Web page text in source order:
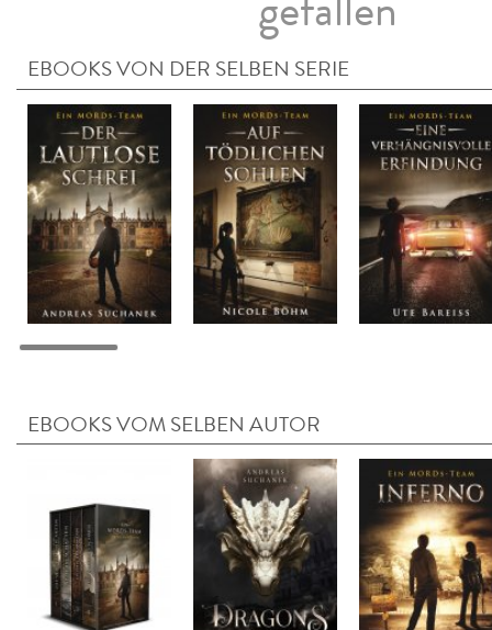
EBOOKS VON DER SELBEN SERIE
EBOOKS VOM SELBEN AUTOR